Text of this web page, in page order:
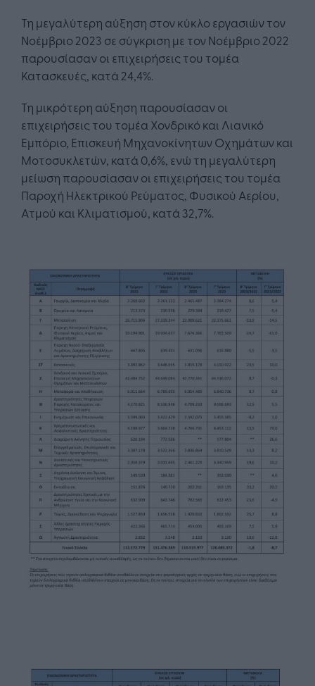
Τη μεγαλύτερη αύξηση στον κύκλο εργασιών τον
Νοέμβριο 2023 σε σύγκριση με τον Νοέμβριο 2022
παρουσίασαν οι επιχειρήσεις του τομέα
Κατασκευές, κατά 24,4%.
Τη μικρότερη αύξηση παρουσίασαν οι
επιχειρήσεις του τομέα Χονδρικό και Λιανικό
Εμπόριο, Επισκευή Μηχανοκίνητων Οχημάτων και
Μοτοσυκλετών, κατά 0,6%, ενώ τη μεγαλύτερη
μείωση παρουσίασαν οι επιχειρήσεις του τομέα
Παροχή Ηλεκτρικού Ρεύματος, Φυσικού Αερίου,
Ατμού και Κλιματισμού, κατά 32,7%.